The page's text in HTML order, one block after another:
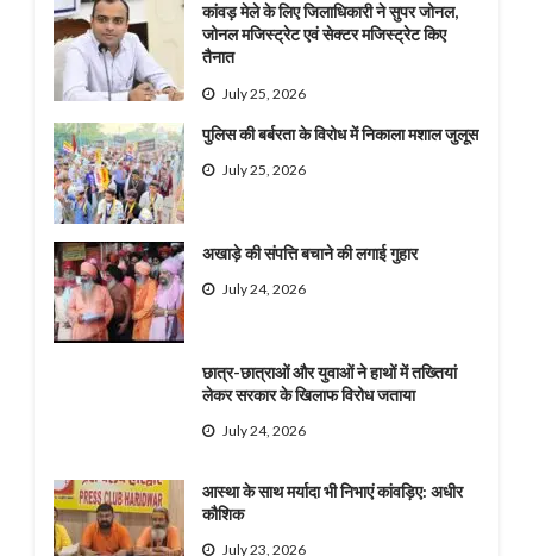
कांवड़ मेले के लिए जिलाधिकारी ने सुपर जोनल,
जोनल मजिस्ट्रेट एवं सेक्टर मजिस्ट्रेट किए
तैनात
July 25, 2026
पुलिस की बर्बरता के विरोध में निकाला मशाल जुलूस
July 25, 2026
अखाड़े की संपत्ति बचाने की लगाई गुहार
July 24, 2026
छात्र-छात्राओं और युवाओं ने हाथों में तख्तियां
लेकर सरकार के खिलाफ विरोध जताया
July 24, 2026
आस्था के साथ मर्यादा भी निभाएं कांवड़िए: अधीर
कौशिक
July 23, 2026